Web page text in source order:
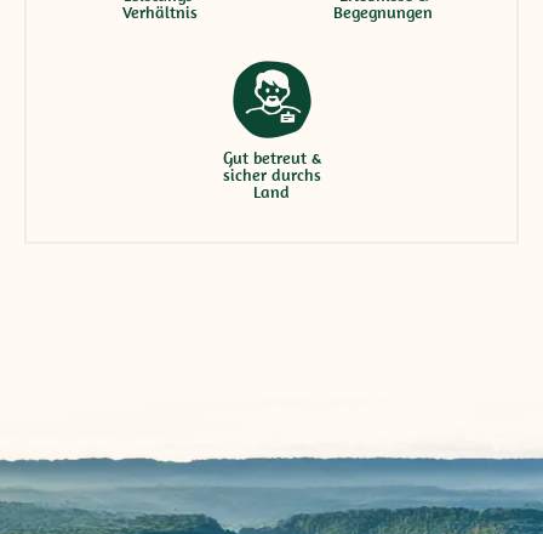
Verhältnis Begegnungen
Gut betreut &
sicher durchs
Land